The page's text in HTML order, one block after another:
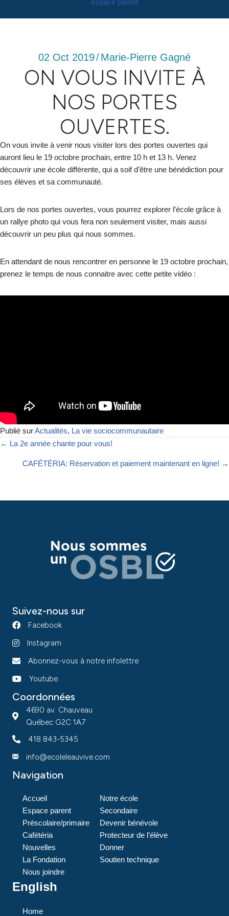
02 Oct 2019/Marie-Pierre Gagné
ON VOUS INVITE À
NOS PORTES
OUVERTES.
On vous invite à venir nous visiter lors des portes ouvertes qui
auront lieu le 19 octobre prochain, entre 10 h et 13 h. Venez
découvrir une école différente, qui a soif d’être une bénédiction pour
ses élèves et sa communauté.
Lors de nos portes ouvertes, vous pourrez explorer l’école grâce à
un rallye photo qui vous fera non seulement visiter, mais aussi
découvrir un peu plus qui nous sommes.
En attendant de nous rencontrer en personne le 19 octobre prochain,
prenez le temps de nous connaitre avec cette petite vidéo :
Publié surActualités, La vie sociocommunautaire
← La 2e année chante pour vous!
CAFÉTÉRIA: Réservation et paiement maintenant en ligne! →
Suivez-nous sur
Facebook
Instagram
Abonnez-vous à notre infolettre
Youtube
Coordonnées
4690 av. Chauveau
Québec G2C 1A7
418 843-5345
info@ecoleleauvive.com
Navigation
Accueil
Espace parent
Préscolaire/primaire
Cafétéria
Nouvelles
La Fondation
Nous joindre
Notre école
Secondaire
Devenir bénévole
Protecteur de l’élève
Donner
Soutien technique
English
Home